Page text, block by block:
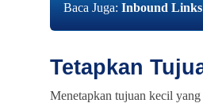
Baca Juga: Inbound Links
Tetapkan
Menetapkan tujuan kecil